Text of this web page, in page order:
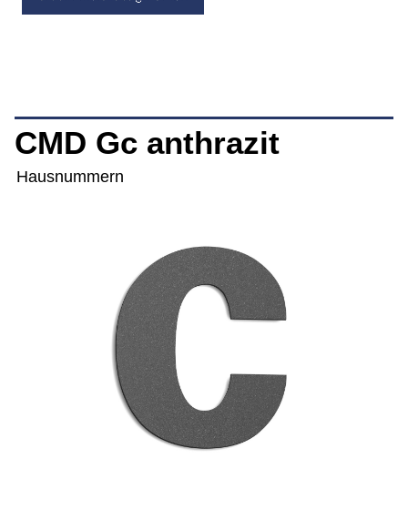
CMD Gc anthrazit
Hausnummern